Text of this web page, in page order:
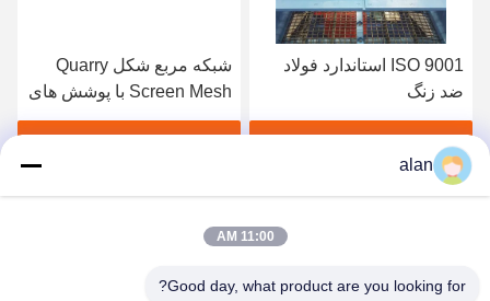
ISO 9001 استاندارد فولاد
ضد زنگ
بهترین قیمت رو بدست بیار
شبکه مربع شکل Quarry
Screen Mesh با پوشش های
قلاب ورق آهن گالوانیزه
alan
11:00 AM
Good day, what product are you looking for?